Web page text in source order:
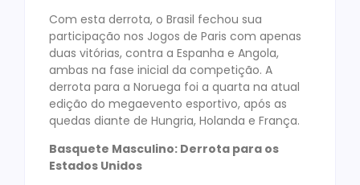
Com esta derrota, o Brasil fechou sua
participação nos Jogos de Paris com apenas
duas vitórias, contra a Espanha e Angola,
ambas na fase inicial da competição. A
derrota para a Noruega foi a quarta na atual
edição do megaevento esportivo, após as
quedas diante de Hungria, Holanda e França.
Basquete Masculino: Derrota para os
Estados Unidos